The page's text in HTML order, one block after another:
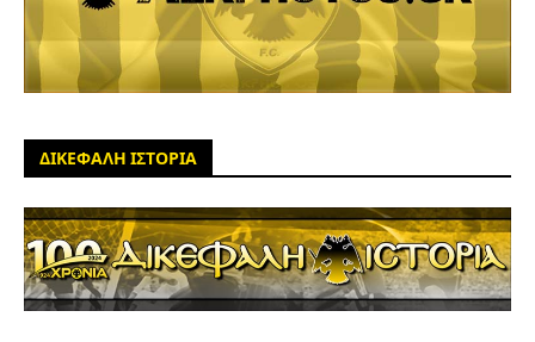
ΔΙΚΕΦΑΛΗ ΙΣΤΟΡΙΑ